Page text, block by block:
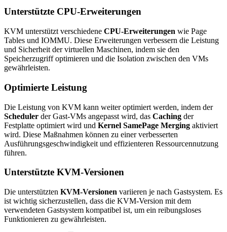
Unterstützte CPU-Erweiterungen
KVM unterstützt verschiedene CPU-Erweiterungen wie Page
Tables und IOMMU. Diese Erweiterungen verbessern die Leistung
und Sicherheit der virtuellen Maschinen, indem sie den
Speicherzugriff optimieren und die Isolation zwischen den VMs
gewährleisten.
Optimierte Leistung
Die Leistung von KVM kann weiter optimiert werden, indem der
Scheduler der Gast-VMs angepasst wird, das Caching der
Festplatte optimiert wird und Kernel SamePage Merging aktiviert
wird. Diese Maßnahmen können zu einer verbesserten
Ausführungsgeschwindigkeit und effizienteren Ressourcennutzung
führen.
Unterstützte KVM-Versionen
Die unterstützten KVM-Versionen variieren je nach Gastsystem. Es
ist wichtig sicherzustellen, dass die KVM-Version mit dem
verwendeten Gastsystem kompatibel ist, um ein reibungsloses
Funktionieren zu gewährleisten.